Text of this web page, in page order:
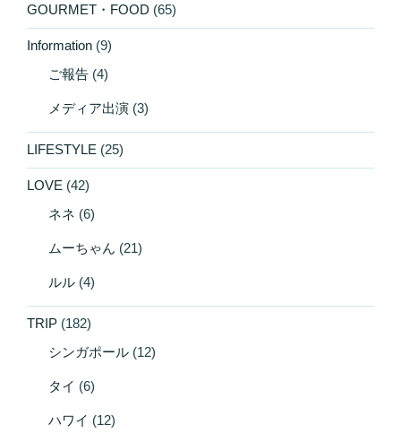
GOURMET・FOOD (65)
Information (9)
ご報告 (4)
メディア出演 (3)
LIFESTYLE (25)
LOVE (42)
ネネ (6)
ムーちゃん (21)
ルル (4)
TRIP (182)
シンガポール (12)
タイ (6)
ハワイ (12)